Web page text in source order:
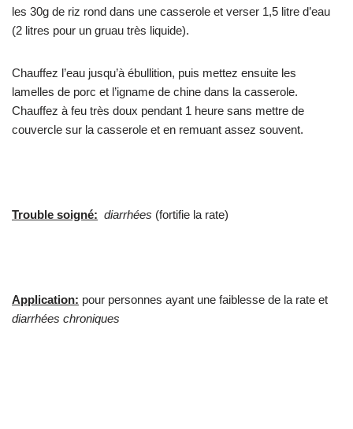
les 30g de riz rond dans une casserole et verser 1,5 litre d’eau
(2 litres pour un gruau très liquide).
Chauffez l’eau jusqu’à ébullition, puis mettez ensuite les
lamelles de porc et l’igname de chine dans la casserole.
Chauffez à feu très doux pendant 1 heure sans mettre de
couvercle sur la casserole et en remuant assez souvent.
Trouble soigné: diarrhées (fortifie la rate)
Application: pour personnes ayant une faiblesse de la rate et
diarrhées chroniques